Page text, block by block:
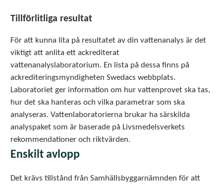
Tillförlitliga resultat
För att kunna lita på resultatet av din vattenanalys är det
viktigt att anlita ett ackrediterat
vattenanalyslaboratorium. En lista på dessa finns på
ackrediteringsmyndigheten Swedacs webbplats.
Laboratoriet ger information om hur vattenprovet ska tas,
hur det ska hanteras och vilka parametrar som ska
analyseras. Vattenlaboratorierna brukar ha särskilda
analyspaket som är baserade på Livsmedelsverkets
rekommendationer och riktvärden.
Enskilt avlopp
Det krävs tillstånd från Samhällsbyggarnämnden för att